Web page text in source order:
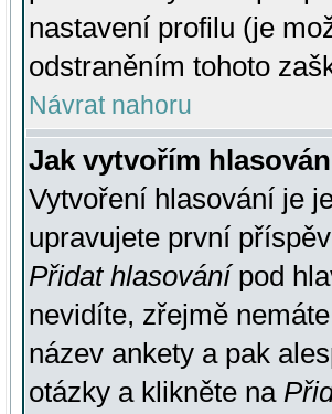
nastavení profilu (je
odstraněním tohoto
Návrat nahoru
Jak vytvořím
Vytvoření hlasování je
upravujete první
Přidat hlasovánípod
nevidíte, zřejmě
název ankety a pak
otázky a klikněte na